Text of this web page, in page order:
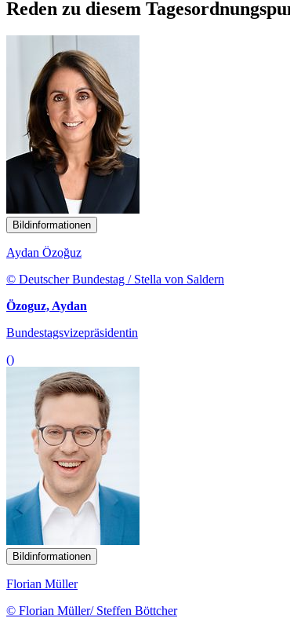
Reden zu diesem
Bildinformationen
Aydan Özoğuz
© Deutscher Bundestag / Stella von Saldern
Özoguz, Aydan
Bundestagsvizepräsidentin
()
Bildinformationen
Florian Müller
© Florian Müller/ Steffen Böttcher